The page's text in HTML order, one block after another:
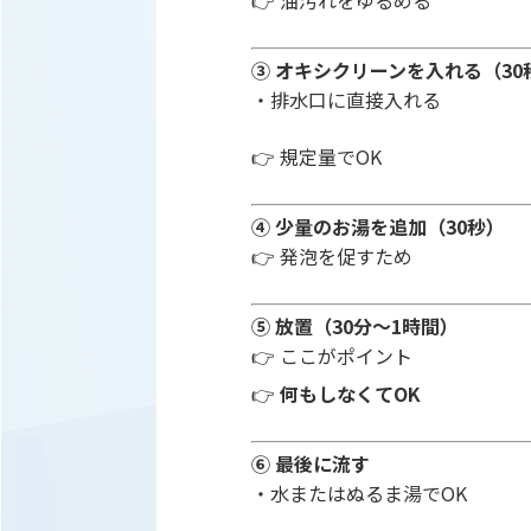
③ オキシクリーンを入れる（30
・排水口に直接入れる
👉 規定量でOK
④ 少量のお湯を追加（30秒）
👉 発泡を促すため
⑤ 放置（30分〜1時間）
👉 ここがポイント
👉 何もしなくてOK
⑥ 最後に流す
・水またはぬるま湯でOK